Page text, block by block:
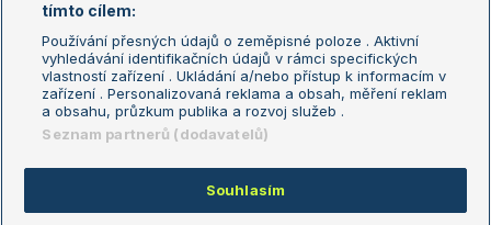
Podmínky užití
Nastavení soukromí
GDPR a žurnalistika
Reklama
Kontakt
Informace o zpracování osobních
údajů
Copyright © 2008-2026 TenisPortal.cz. Využíváme zpravodajství ČTK.
tímto cílem:
Používání přesných údajů o zeměpisné poloze . Aktivní
vyhledávání identifikačních údajů v rámci specifických
vlastností zařízení . Ukládání a/nebo přístup k informacím v
zařízení . Personalizovaná reklama a obsah, měření reklam
a obsahu, průzkum publika a rozvoj služeb .
Seznam partnerů (dodavatelů)
Souhlasím